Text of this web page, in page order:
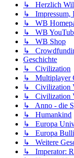
↳ Herzlich
↳ Impressum,
↳ WB
↳ WB
↳ WB Shop
↳
Geschichte
↳ Civilization
↳ Multiplayer
↳ Civilization
↳ Civilization
↳ Anno - die
↳ Humankind
↳ Europa
↳ Europa
↳ Weitere
↳ Imperator: